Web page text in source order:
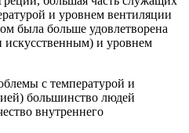
и уровнем вентиляции
была больше удовлетворена
искусственным) и уровнем
с температурой и
большинство людей
внутреннего